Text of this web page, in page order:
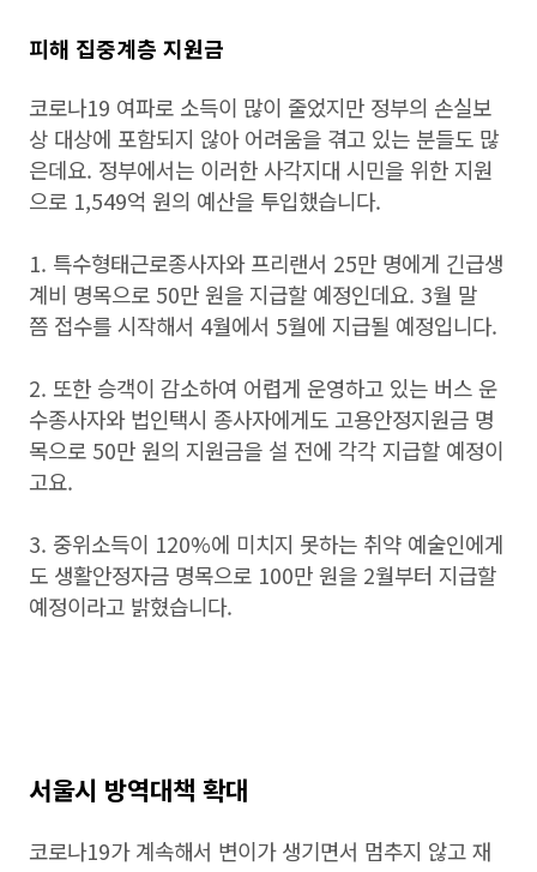
피해 집중계층 지원금
코로나19 여파로 소득이 많이 줄었지만 정부의 손실보
상 대상에 포함되지 않아 어려움을 겪고 있는 분들도 많
은데요. 정부에서는 이러한 사각지대 시민을 위한 지원
으로 1,549억 원의 예산을 투입했습니다.
1. 특수형태근로종사자와 프리랜서 25만 명에게 긴급생
계비 명목으로 50만 원을 지급할 예정인데요. 3월 말
쯤 접수를 시작해서 4월에서 5월에 지급될 예정입니다.
2. 또한 승객이 감소하여 어렵게 운영하고 있는 버스 운
수종사자와 법인택시 종사자에게도 고용안정지원금 명
목으로 50만 원의 지원금을 설 전에 각각 지급할 예정이
고요.
3. 중위소득이 120%에 미치지 못하는 취약 예술인에게
도 생활안정자금 명목으로 100만 원을 2월부터 지급할
예정이라고 밝혔습니다.
서울시 방역대책 확대
코로나19가 계속해서 변이가 생기면서 멈추지 않고 재